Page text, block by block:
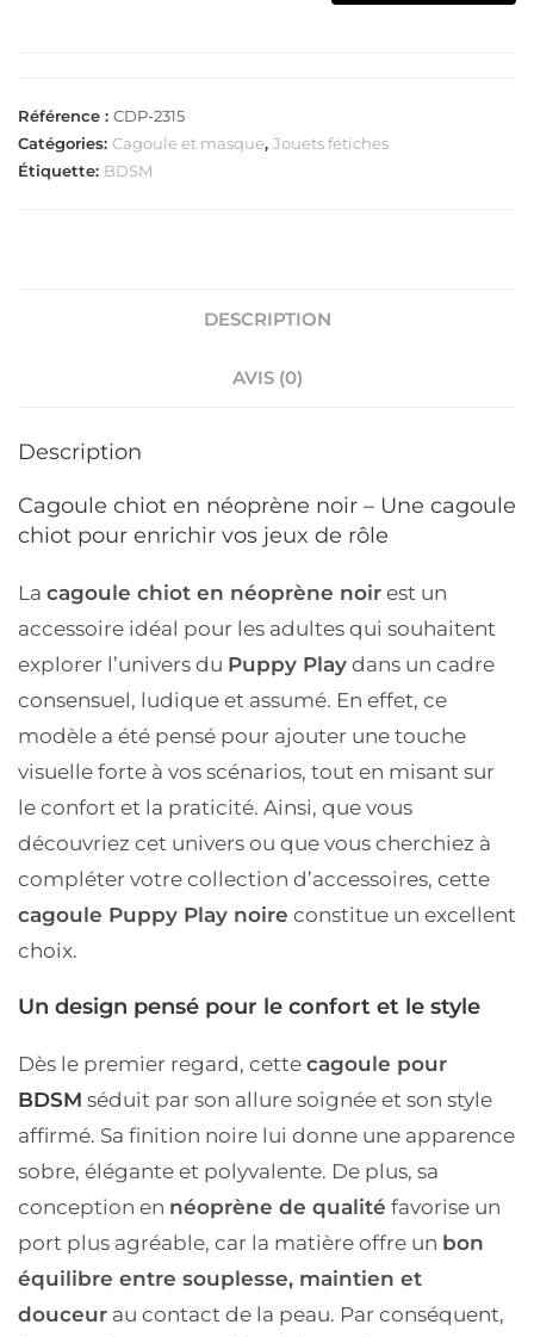
Référence : CDP-2315
Catégories: Cagoule et masque, Jouets fétiches
Étiquette: BDSM
DESCRIPTION
AVIS (0)
Description
Cagoule chiot en néoprène noir – Une cagoule
chiot pour enrichir vos jeux de rôle
La cagoule chiot en néoprène noir est un
accessoire idéal pour les adultes qui souhaitent
explorer l’univers du Puppy Play dans un cadre
consensuel, ludique et assumé. En effet, ce
modèle a été pensé pour ajouter une touche
visuelle forte à vos scénarios, tout en misant sur
le confort et la praticité. Ainsi, que vous
découvriez cet univers ou que vous cherchiez à
compléter votre collection d’accessoires, cette
cagoule Puppy Play noire constitue un excellent
choix.
Un design pensé pour le confort et le style
Dès le premier regard, cette cagoule pour
BDSM séduit par son allure soignée et son style
affirmé. Sa finition noire lui donne une apparence
sobre, élégante et polyvalente. De plus, sa
conception en néoprène de qualité favorise un
port plus agréable, car la matière offre un bon
équilibre entre souplesse, maintien et
douceur au contact de la peau. Par conséquent,